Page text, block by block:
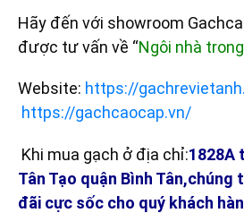
Hãy đến với showroom
được tư vấn về “Ngôi nhà
Website: https://
https://gachcaocap.vn/
Khi mua gạch ở địa chỉ:1828A
Tân Tạo quận Bình Tân,chúng
đãi cực sốc cho quý khách